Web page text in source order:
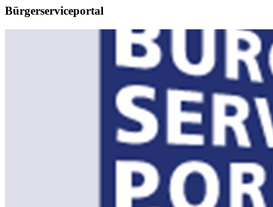
Bürgerserviceportal